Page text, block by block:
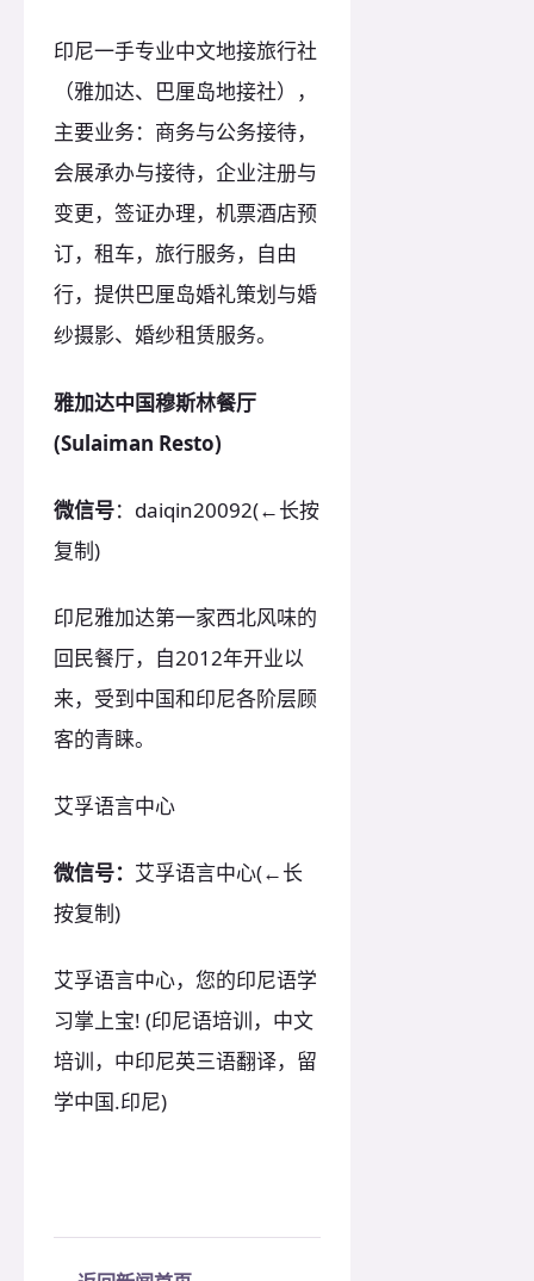
印尼一手专业中文地接旅行社
（雅加达、巴厘岛地接社），
主要业务：商务与公务接待，
会展承办与接待，企业注册与
变更，签证办理，机票酒店预
订，租车，旅行服务，自由
行，提供巴厘岛婚礼策划与婚
纱摄影、婚纱租赁服务。
雅加达中国穆斯林餐厅
(Sulaiman Resto)
微信号：daiqin20092(←长按
复制)
印尼雅加达第一家西北风味的
回民餐厅，自2012年开业以
来，受到中国和印尼各阶层顾
客的青睐。
艾孚语言中心
微信号： 艾孚语言中心(←长
按复制)
艾孚语言中心，您的印尼语学
习掌上宝! (印尼语培训，中文
培训，中印尼英三语翻译，留
学中国.印尼)